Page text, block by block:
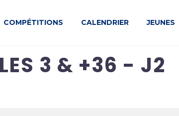
COMPÉTITIONS CALENDRIER JEUNES
3 & +36 - J2